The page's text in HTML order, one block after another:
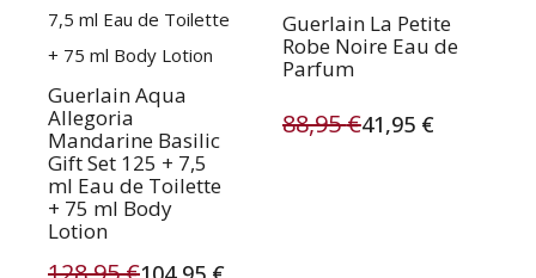
Guerlain Aqua
Allegoria
Mandarine Basilic
Gift Set 125 + 7,5
ml Eau de Toilette
+ 75 ml Body
Lotion
Guerlain La Petite
Robe Noire Eau de
Parfum
88,95€
Oorspronkelijke
41,95 €
Huidige
meerdere
variaties.
optie